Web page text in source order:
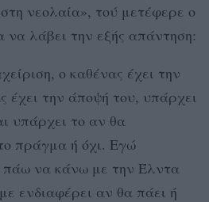
νεολαία», τού μετέφερε ο
να λάβει την εξής απάντηση:
ο καθένας έχει την
έχει την άποψή του, υπάρχει
υπάρχει το αν θα
πράγμα ή όχι. Εγώ
να κάνω με την Έλντα
ενδιαφέρει αν θα πάει ή